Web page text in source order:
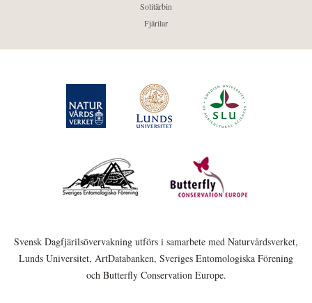
Solitärbin
Fjärilar
Svensk Dagfjärilsövervakning utförs i samarbete med Naturvårdsverket,
Lunds Universitet, ArtDatabanken, Sveriges Entomologiska Förening
och Butterfly Conservation Europe.